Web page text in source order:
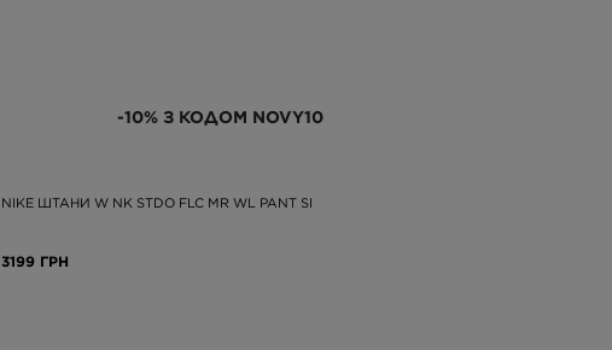
-10% З КОДОМ NOVY10
NIKE ШТАНИ W NK STDO FLC MR WL PANT SI
3199 ГРН